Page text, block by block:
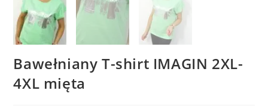
Bawełniany T-shirt IMAGIN 2XL-
4XL mięta